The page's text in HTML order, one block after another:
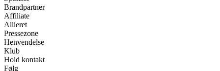
Brandpartner
Affiliate
Allieret
Pressezone
Henvendelse
Klub
Hold kontakt
Følg